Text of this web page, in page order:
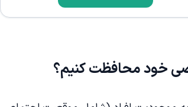
خود محافظت کنیم؟